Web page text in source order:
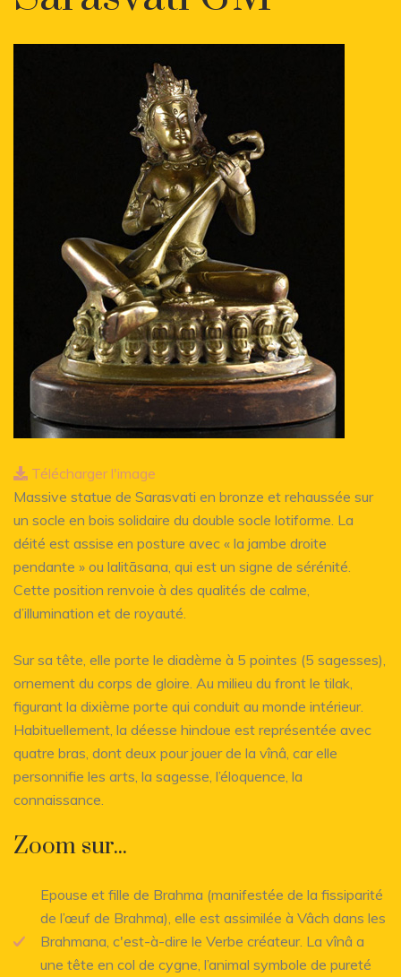
Télécharger l'image
Massive statue de Sarasvati en bronze et rehaussée sur
un socle en bois solidaire du double socle lotiforme. La
déité est assise en posture avec « la jambe droite
pendante » ou lalitāsana, qui est un signe de sérénité.
Cette position renvoie à des qualités de calme,
d’illumination et de royauté.
Sur sa tête, elle porte le diadème à 5 pointes (5 sagesses),
ornement du corps de gloire. Au milieu du front le tilak,
figurant la dixième porte qui conduit au monde intérieur.
Habituellement, la déesse hindoue est représentée avec
quatre bras, dont deux pour jouer de la vînâ, car elle
personnifie les arts, la sagesse, l’éloquence, la
connaissance.
Zoom sur...
Epouse et fille de Brahma (manifestée de la fissiparité
de l’œuf de Brahma), elle est assimilée à Vâch dans les
Brahmana, c'est-à-dire le Verbe créateur. La vînâ a
une tête en col de cygne, l’animal symbole de pureté